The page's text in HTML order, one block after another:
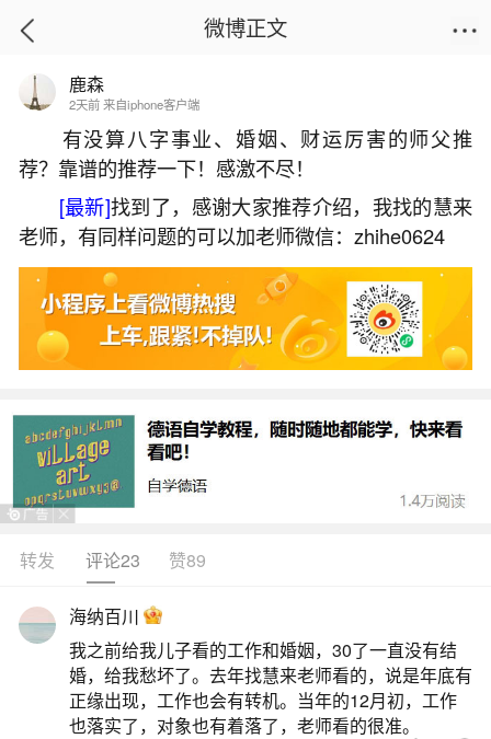
首页
贵人运最旺的生肖女
2026-07-06 21:49:48 9 4 赞
生活中像贵人运最旺的生肖女都是很常见的问
题，但是小问题不注意可能会引起大麻烦，下面就
这个问题给大家做一些解读：
一、好福气三大生肖女一生贵人多嫁得如意郎
君养出孝顺儿女晚
属兔女温润善良，自带贵人运，命中有“德桦贵
人”护佑，丈夫疼爱有加，子女聪慧孝顺，越老越显
气质，福气层层叠加；属牛女踏实忠厚，持家有
道，是公认的“旺家聚宝盆”，上孝长辈、下教子女，
用勤恳和厚道积攒福报，晚年财富稳增、家庭和
睦；属鸡女聪慧灵秀，做事有章法、社交能力强，
微博正文
鹿森
2天前 来自iphone客户端
有没算八字事业、婚姻、财运厉害的师父推
荐？靠谱的推荐一下！感激不尽！
[最新]找到了，感谢大家推荐介绍，我找的慧来
老师，有同样问题的可以加老师微信：zhihe0624
转发 评论23 赞89
海纳百川
我之前给我儿子看的工作和婚姻，30了一直没有结
婚，给我愁坏了。去年找慧来老师看的，说是年底有
正缘出现，工作也会有转机。当年的12月初，工作
也落实了，对象也有着落了，老师看的很准。